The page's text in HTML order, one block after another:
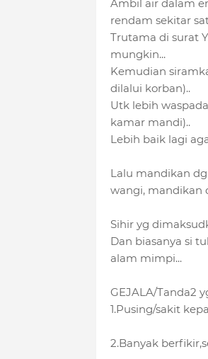
Ambil air dalam
rendam sekitar
Trutama di surat
mungkin...
Kemudian
dilalui korban)..
Utk lebih
kamar mandi)..
Lebih baik lagi
Lalu mandikan
wangi, mandikan
Sihir yg
Dan biasanya si
alam mimpi...
GEJALA/Tanda2
1.Pusing/sakit
2.Banyak